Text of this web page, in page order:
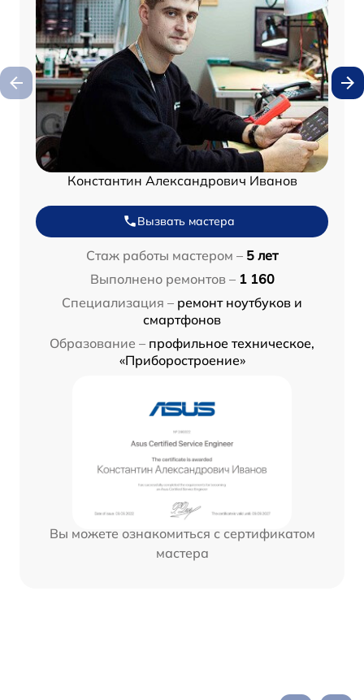
Константин Александрович Иванов
Вызвать мастера
Стаж работы мастером – 5 лет
Выполнено ремонтов – 1 160
Специализация – ремонт ноутбуков и
смартфонов
Образование – профильное техническое,
«Приборостроение»
Вы можете ознакомиться с сертификатом
мастера